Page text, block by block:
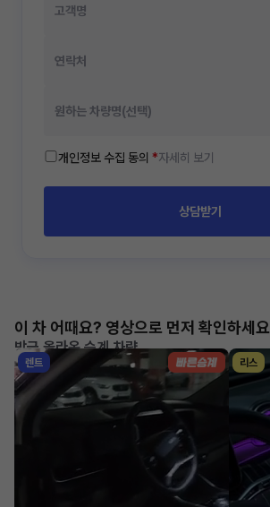
개인정보 수집 동의 *자세히 보기
상담받기
이 차 어때요? 영상으로 먼저 확인하세요
방금 올라온 승계 차량
렌트 리스